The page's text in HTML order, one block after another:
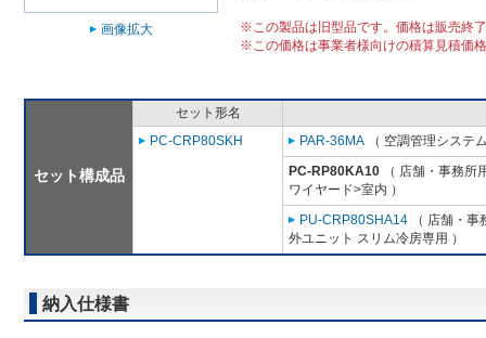
画像拡大
※この製品は旧型品です。価格は販売終
※この価格は事業者様向けの積算見積価
セット構成品
セット形名
PC-CRP80SKH
PAR-36MA （ 空調管理システ
PC-RP80KA10 （ 店舗・事務所
ワイヤード>室内 ）
PU-CRP80SHA14 （ 店舗・
外ユニット スリム冷房専用 ）
納入仕様書